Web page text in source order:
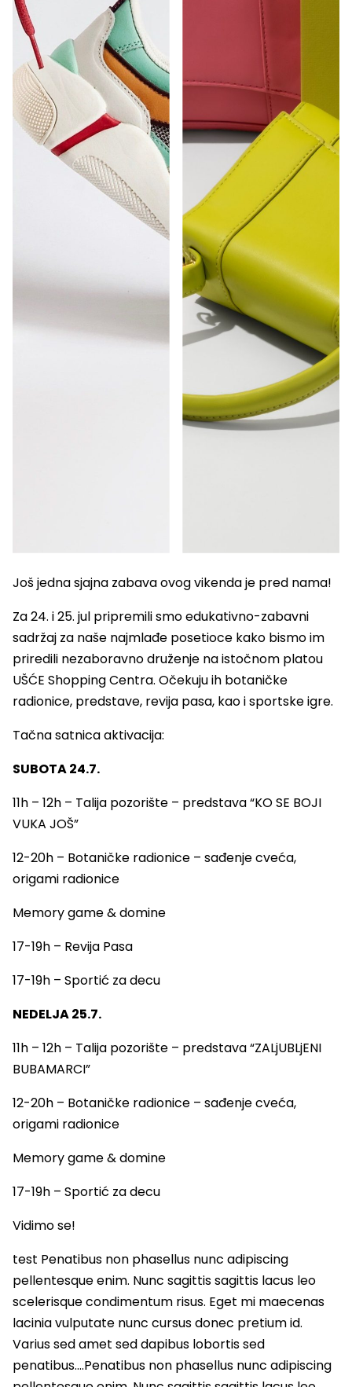
Još jedna sjajna zabava ovog vikenda je pred nama!
Za 24. i 25. jul pripremili smo edukativno-zabavni
sadržaj za naše najmlađe posetioce kako bismo im
priredili nezaboravno druženje na istočnom platou
UŠĆE Shopping Centra. Očekuju ih botaničke
radionice, predstave, revija pasa, kao i sportske igre.
Tačna satnica aktivacija:
SUBOTA 24.7.
11h – 12h – Talija pozorište – predstava “KO SE BOJI
VUKA JOŠ”
12-20h – Botaničke radionice – sađenje cveća,
origami radionice
Memory game & domine
17-19h – Revija Pasa
17-19h – Sportić za decu
NEDELJA 25.7.
11h – 12h – Talija pozorište – predstava “ZALjUBLjENI
BUBAMARCI”
12-20h – Botaničke radionice – sađenje cveća,
origami radionice
Memory game & domine
17-19h – Sportić za decu
Vidimo se!
test Penatibus non phasellus nunc adipiscing
pellentesque enim. Nunc sagittis sagittis lacus leo
scelerisque condimentum risus. Eget mi maecenas
lacinia vulputate nunc cursus donec pretium id.
Varius sed amet sed dapibus lobortis sed
penatibus….Penatibus non phasellus nunc adipiscing